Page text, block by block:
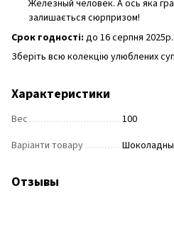
Железный человек. А ось яка
залишається сюрпризом!
Срок годності: до 16 серпня 2025р.
Зберіть всю колекцію улюблених
Характеристики
Вес
100
Варіанти товару
Отзывы